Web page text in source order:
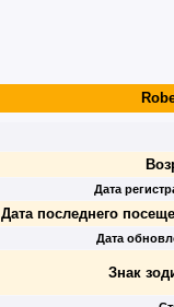
Дата
Дата последнего
Дата
Знак